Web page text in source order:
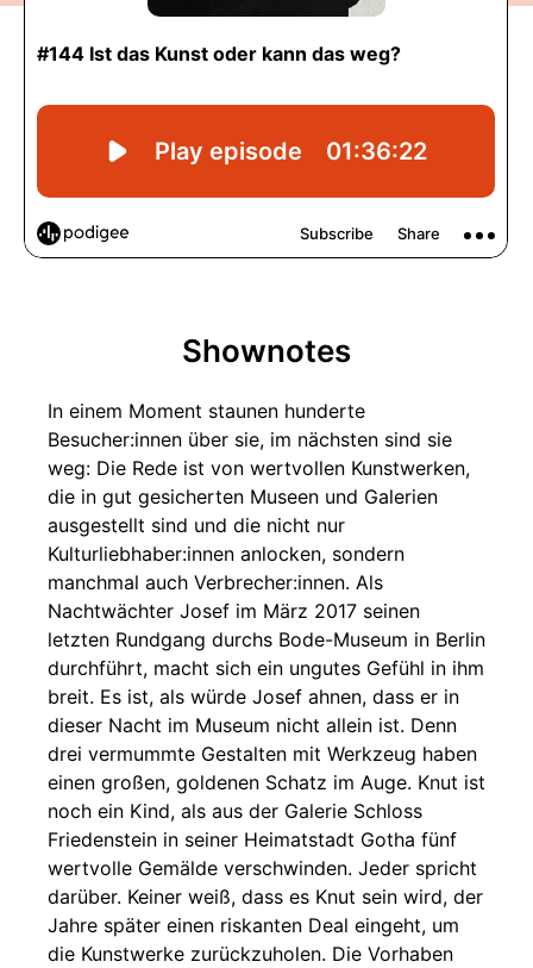
Shownotes
In einem Moment staunen hunderte
Besucher:innen über sie, im nächsten sind sie
weg: Die Rede ist von wertvollen Kunstwerken,
die in gut gesicherten Museen und Galerien
ausgestellt sind und die nicht nur
Kulturliebhaber:innen anlocken, sondern
manchmal auch Verbrecher:innen. Als
Nachtwächter Josef im März 2017 seinen
letzten Rundgang durchs Bode-Museum in Berlin
durchführt, macht sich ein ungutes Gefühl in ihm
breit. Es ist, als würde Josef ahnen, dass er in
dieser Nacht im Museum nicht allein ist. Denn
drei vermummte Gestalten mit Werkzeug haben
einen großen, goldenen Schatz im Auge. Knut ist
noch ein Kind, als aus der Galerie Schloss
Friedenstein in seiner Heimatstadt Gotha fünf
wertvolle Gemälde verschwinden. Jeder spricht
darüber. Keiner weiß, dass es Knut sein wird, der
Jahre später einen riskanten Deal eingeht, um
die Kunstwerke zurückzuholen. Die Vorhaben